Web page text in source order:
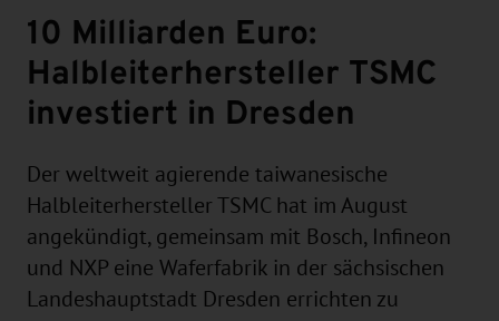
10 Milliarden Euro:
Halbleiterhersteller TSMC
investiert in Dresden
Der weltweit agierende taiwanesische
Halbleiterhersteller TSMC hat im August
angekündigt, gemeinsam mit Bosch, Infineon
und NXP eine Waferfabrik in der sächsischen
Landeshauptstadt Dresden errichten zu